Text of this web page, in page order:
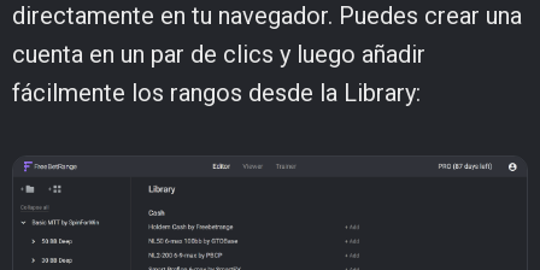
directamente en tu navegador. Puedes crear una
cuenta en un par de clics y luego añadir
fácilmente los rangos desde la Library: